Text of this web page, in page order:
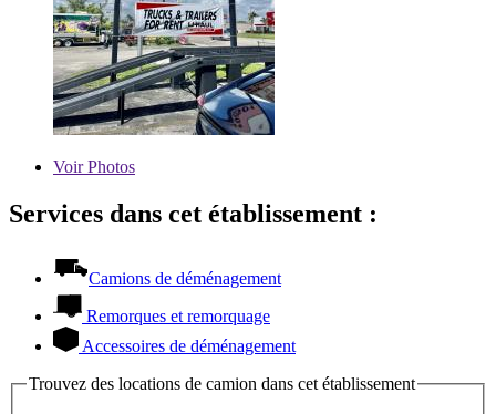
VoirPhotos
Services dans cet établissement :
Camions de déménagement
Remorques et remorquage
Accessoires de déménagement
Trouvez des locations de camion dans cet établissement